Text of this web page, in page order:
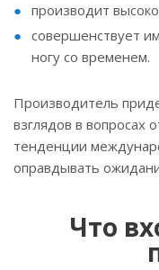
производит
совершенствует
ногу со временем.
Производитель
взглядов в вопросах
тенденции
оправдывать
Что